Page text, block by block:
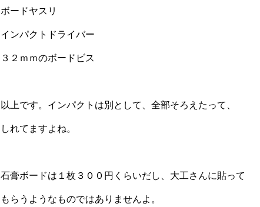
ボードヤスリ
インパクトドライバー
３２ｍｍのボードビス
以上です。インパクトは別として、全部そろえたって、
しれてますよね。
石膏ボードは１枚３００円くらいだし、大工さんに貼って
もらうようなものではありませんよ。